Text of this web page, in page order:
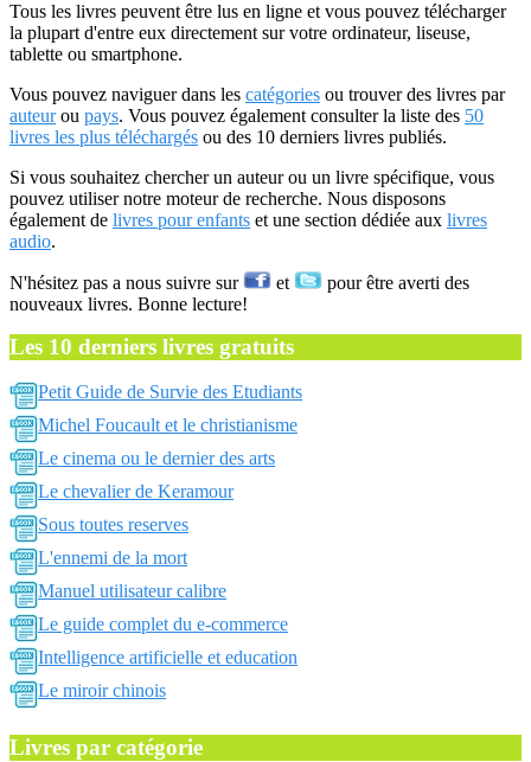
Tous les livres peuvent être lus en ligne et vous pouvez télécharger
la plupart d'entre eux directement sur votre ordinateur, liseuse,
tablette ou smartphone.
Vous pouvez naviguer dans les catégories ou trouver des livres par
auteurou pays. Vous pouvez également consulter la liste des 50
livres les plus téléchargés ou des 10 derniers livres publiés.
Si vous souhaitez chercher un auteur ou un livre spécifique, vous
pouvez utiliser notre moteur de recherche. Nous disposons
également de livres pour enfants et une section dédiée aux livres
audio.
N'hésitez pas a nous suivre sur et
pour être averti des
nouveaux livres. Bonne lecture!
Les 10 derniers livres gratuits
Petit Guide de Survie des Etudiants
Michel Foucault et le christianisme
Le cinema ou le dernier des arts
Le chevalier de Keramour
Sous toutes reserves
L'ennemi de la mort
Manuel utilisateur calibre
Le guide complet du e-commerce
Intelligence artificielle et education
Le miroir chinois
Livres par catégorie